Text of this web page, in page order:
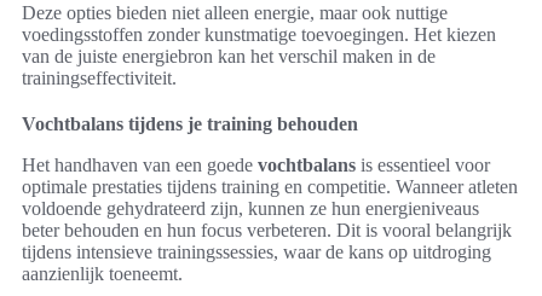
Deze opties bieden niet alleen energie, maar ook nuttige
voedingsstoffen zonder kunstmatige toevoegingen. Het kiezen
van de juiste energiebron kan het verschil maken in de
trainingseffectiviteit.
Vochtbalans tijdens je training behouden
Het handhaven van een goede vochtbalans is essentieel voor
optimale prestaties tijdens training en competitie. Wanneer atleten
voldoende gehydrateerd zijn, kunnen ze hun energieniveaus
beter behouden en hun focus verbeteren. Dit is vooral belangrijk
tijdens intensieve trainingssessies, waar de kans op uitdroging
aanzienlijk toeneemt.